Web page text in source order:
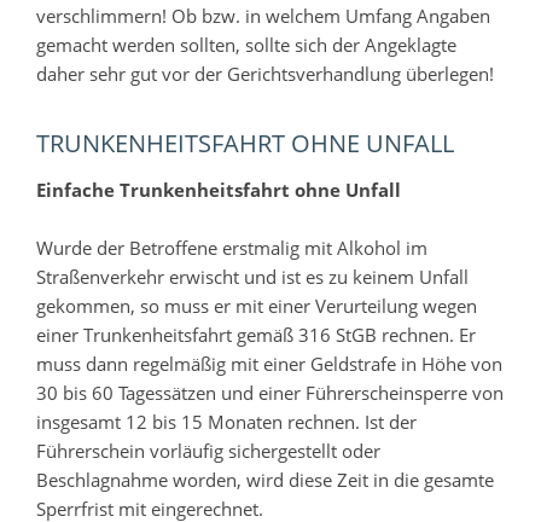
verschlimmern! Ob bzw. in welchem Umfang Angaben
gemacht werden sollten, sollte sich der Angeklagte
daher sehr gut vor der Gerichtsverhandlung überlegen!
TRUNKENHEITSFAHRT OHNE UNFALL
Einfache Trunkenheitsfahrt ohne Unfall
Wurde der Betroffene erstmalig mit Alkohol im
Straßenverkehr erwischt und ist es zu keinem Unfall
gekommen, so muss er mit einer Verurteilung wegen
einer Trunkenheitsfahrt gemäß 316 StGB rechnen. Er
muss dann regelmäßig mit einer Geldstrafe in Höhe von
30 bis 60 Tagessätzen und einer Führerscheinsperre von
insgesamt 12 bis 15 Monaten rechnen. Ist der
Führerschein vorläufig sichergestellt oder
Beschlagnahme worden, wird diese Zeit in die gesamte
Sperrfrist mit eingerechnet.